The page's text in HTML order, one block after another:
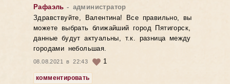
Рафаэль - администратор
Здравствуйте, Валентина! Все правильно, вы
можете выбрать ближайший город Пятигорск,
данные будут актуальны, т.к. разница между
городами небольшая.
08.08.2021 в 22:43 1
комментировать